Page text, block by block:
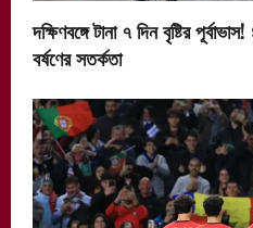
দক্ষিণবঙ্গে টানা ৭ দিন বৃষ্টির
বর্ষণের সতর্কতা